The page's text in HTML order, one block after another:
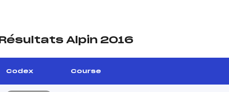
Résultats Alpin 2016
Codex Course